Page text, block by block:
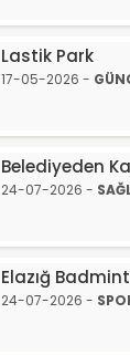
Lastik Park
17-05-2026 -
Belediyeden
24-07-2026 -
Elazığ
24-07-2026 -